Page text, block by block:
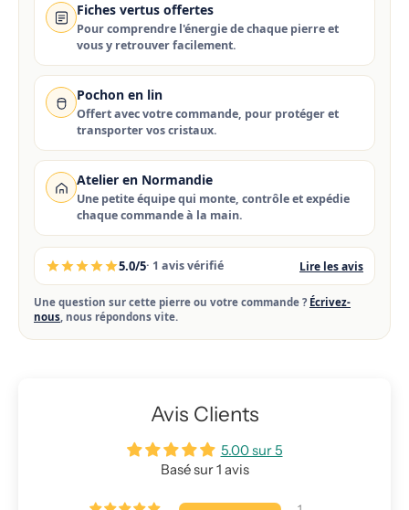
Fiches vertus offertes
Pour comprendre l'énergie de chaque pierre et
vous y retrouver facilement.
Pochon en lin
Offert avec votre commande, pour protéger et
transporter vos cristaux.
Atelier en Normandie
Une petite équipe qui monte, contrôle et expédie
chaque commande à la main.
5.0/5· 1 avis vérifié Lire les avis
Une question sur cette pierre ou votre commande ? Écrivez-
nous, nous répondons vite.
Avis Clients
5.00 sur 5
Basé sur 1 avis